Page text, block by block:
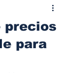
precios
para